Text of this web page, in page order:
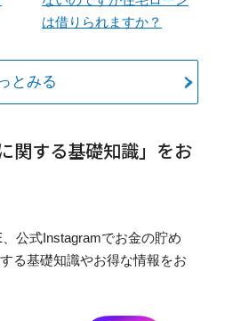
は借りられますか？
とみる
関する基礎知識」をお
公式Instagramでお金の貯め
る基礎知識やお得な情報をお